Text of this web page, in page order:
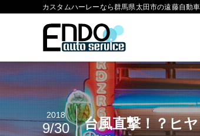
カスタムハーレーなら群馬県太田市の遠藤自動
台風直撃！？ヒ
2018
9/30